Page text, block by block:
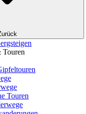
Touren
Touren